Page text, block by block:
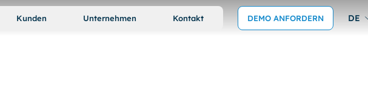
Kunden Unternehmen Kontakt DEMO ANFORDERN DE